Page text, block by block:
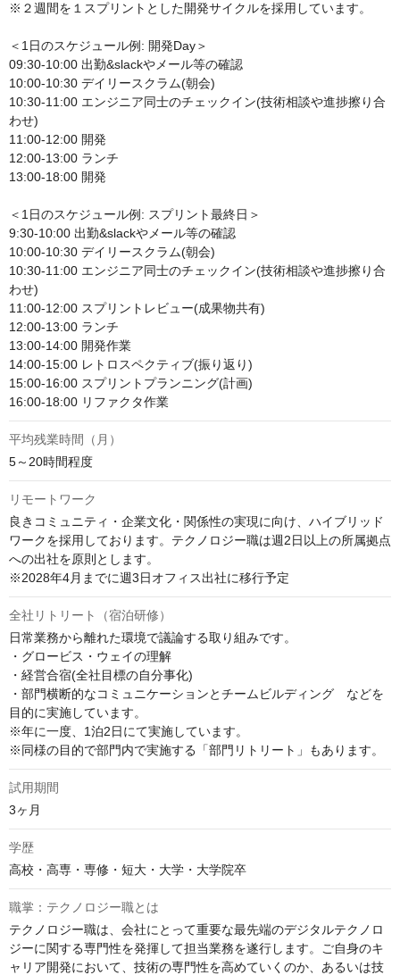
※２週間を１スプリントとした開発サイクルを採用しています。
＜1日のスケジュール例: 開発Day＞
09:30-10:00 出勤&slackやメール等の確認
10:00-10:30 デイリースクラム(朝会)
10:30-11:00 エンジニア同士のチェックイン(技術相談や進捗擦り合
わせ)
11:00-12:00 開発
12:00-13:00 ランチ
13:00-18:00 開発
＜1日のスケジュール例: スプリント最終日＞
9:30-10:00 出勤&slackやメール等の確認
10:00-10:30 デイリースクラム(朝会)
10:30-11:00 エンジニア同士のチェックイン(技術相談や進捗擦り合
わせ)
11:00-12:00 スプリントレビュー(成果物共有)
12:00-13:00 ランチ
13:00-14:00 開発作業
14:00-15:00 レトロスペクティブ(振り返り)
15:00-16:00 スプリントプランニング(計画)
16:00-18:00 リファクタ作業
平均残業時間（月）
5～20時間程度
リモートワーク
良きコミュニティ・企業文化・関係性の実現に向け、ハイブリッド
ワークを採用しております。テクノロジー職は週2日以上の所属拠点
への出社を原則とします。
※2028年4月までに週3日オフィス出社に移行予定
全社リトリート（宿泊研修）
日常業務から離れた環境で議論する取り組みです。
・グロービス・ウェイの理解
・経営合宿(全社目標の自分事化)
・部門横断的なコミュニケーションとチームビルディング　などを
目的に実施しています。
※年に一度、1泊2日にて実施しています。
※同様の目的で部門内で実施する「部門リトリート」もあります。
試用期間
3ヶ月
学歴
高校・高専・専修・短大・大学・大学院卒
職掌：テクノロジー職とは
テクノロジー職は、会社にとって重要な最先端のデジタルテクノロ
ジーに関する専門性を発揮して担当業務を遂行します。ご自身のキ
ャリア開発において、技術の専門性を高めていくのか、あるいは技